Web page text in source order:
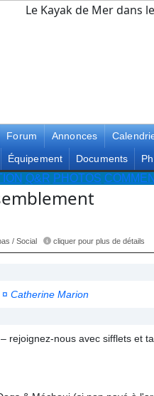
Forum Annonces
Équipement Documents
Q&R PHOTOS
/ Social cliquer pour plus de détails
¤ Catherine Marion
rejoignez-nous avec sifflets et